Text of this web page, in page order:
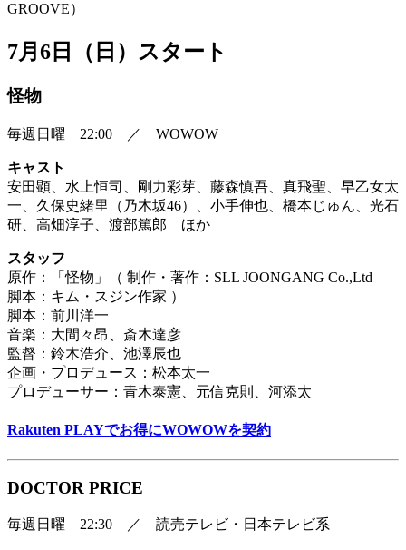
GROOVE）
7月6日（日）スタート
怪物
毎週日曜 22:00 ／ WOWOW
キャスト
安⽥顕、⽔上恒司、剛⼒彩芽、藤森慎吾、真飛聖、早⼄女太
⼀、久保史緒⾥（乃木坂46）、小⼿伸也、橋本じゅん、光⽯
研、高畑淳⼦、渡部篤郎 ほか
スタッフ
原作：「怪物」（ 制作・著作：SLL JOONGANG Co.,Ltd
脚本：キム・スジン作家 ）
脚本：前川洋一
音楽：大間々昂、斎木達彦
監督：鈴木浩介、池澤辰也
企画・プロデュース：松本太一
プロデューサー：青木泰憲、元信克則、河添太
Rakuten PLAYでお得にWOWOWを契約
DOCTOR PRICE
毎週日曜 22:30 ／ 読売テレビ・日本テレビ系